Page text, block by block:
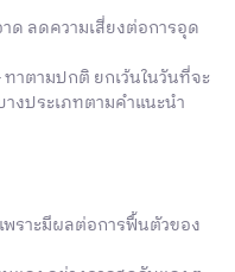
าด ลดความเสี่ยงต่อการอุด
ทาตามปกติ ยกเว้นในวันที่จะ
งประเภทตามคำแนะนำ
ราะมีผลต่อการฟื้นตัวของ